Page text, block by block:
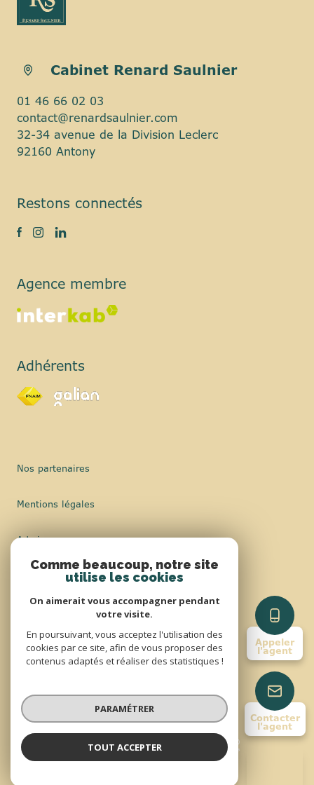
Admin Commenge
Appeler
l'agent
Contacter
l'agent
Cabinet Renard Saulnier
01 46 66 02 03
contact@renardsaulnier.com
32-34 avenue de la Division Leclerc
92160 Antony
Restons connectés
Agence membre
Adhérents
Nos partenaires
Mentions légales
Admin
Nos honoraires
Cookies
© 2026 | Tous droits réservés
Réalisé par
Comme beaucoup, notre site
utilise les cookies
On aimerait vous accompagner pendant
votre visite.
En poursuivant, vous acceptez l'utilisation des
cookies par ce site, afin de vous proposer des
contenus adaptés et réaliser des statistiques !
PARAMÉTRER
TOUT ACCEPTER